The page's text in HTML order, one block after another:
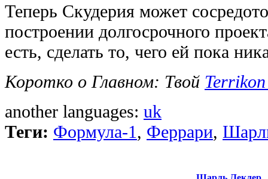
Теперь Скудерия может
построении долгосрочного
есть, сделать то, чего ей пока
Коротко о Главном: Твой
another languages: uk
Теги: Формула-1, Феррари,